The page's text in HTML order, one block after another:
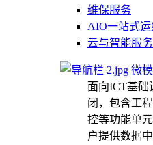
维保服务
AIO一站式
云与智能服务
微
面向ICT基础
闭，包含工
控等功能单
户提供数据